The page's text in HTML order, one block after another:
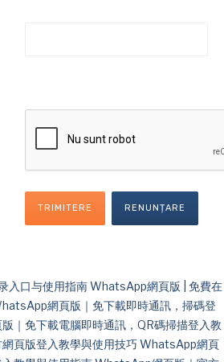
TRIMITERE RENUNȚARE
入口与使用指南WhatsApp網頁版 | 免費在
網頁版｜免下載即時通訊，掃碼登
｜免下載電腦即時通訊，QR碼掃描登入教
頁版登入教學與使用技巧WhatsApp網頁